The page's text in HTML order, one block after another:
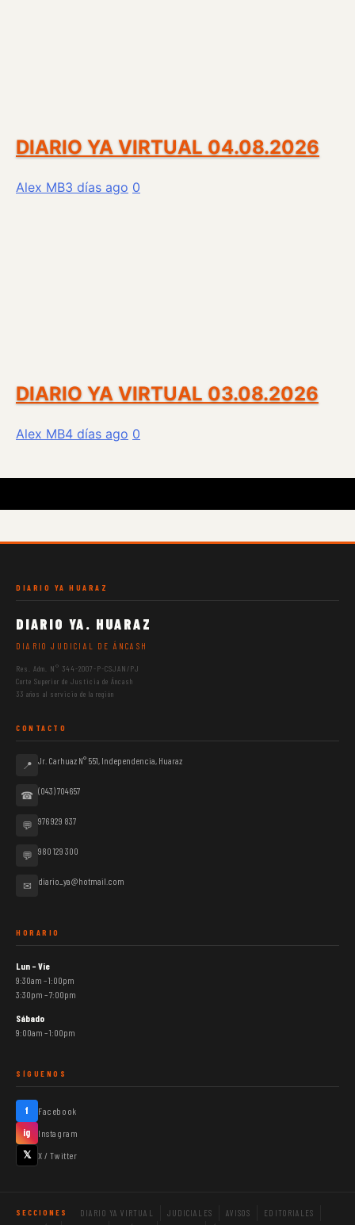
DIARIO YA VIRTUAL 04.08.2026
Alex MB3 días ago 0
DIARIO YA VIRTUAL 03.08.2026
Alex MB4 días ago 0
DIARIO YA HUARAZ
DIARIO YA. HUARAZ
DIARIO JUDICIAL DE ÁNCASH
Res. Adm. N° 344-2007-P-CSJAN/PJ
Corte Superior de Justicia de Áncash
33 años al servicio de la región
CONTACTO
📍 Jr. Carhuaz N° 551, Independencia, Huaraz
☎ (043) 704657
💬 976 929 837
💬 980 129 300
✉ diario_ya@hotmail.com
HORARIO
Lun – Vie
9:30am – 1:00pm
3:30pm – 7:00pm
Sábado
9:00am – 1:00pm
SÍGUENOS
f Facebook
ig Instagram
𝕏 X / Twitter
SECCIONES DIARIO YA VIRTUAL JUDICIALES AVISOS
EDITORIALES